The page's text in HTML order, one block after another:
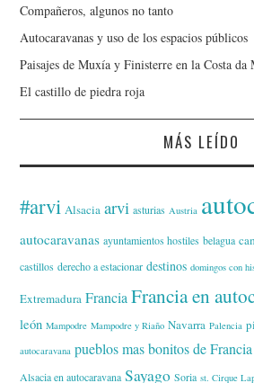
Compañeros, algunos no tanto
Autocaravanas y uso de los espacios públicos
Paisajes de Muxía y Finisterre en la Costa da
El castillo de piedra roja
MÁS LEÍDO
#arvi Alsacia arvi asturias Austria
autocaravanas ayuntamientos hostiles belagua
castillos derecho a estacionar destinos domingos con
Extremadura Francia Francia en
león Mampodre Mampodre y Riaño Navarra Palencia
autocaravana pueblos mas bonitos de Francia
Alsacia en autocaravana Sayago Soria st. Cirque